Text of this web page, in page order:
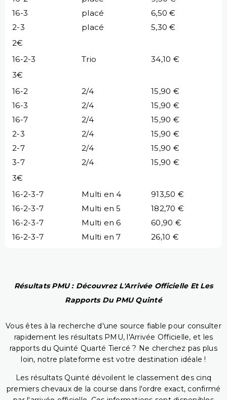
16-3
placé
6,50 €
2-3
placé
5,30 €
2€
16-2-3
Trio
34,10 €
3€
16-2
2/4
15,90 €
16-3
2/4
15,90 €
16-7
2/4
15,90 €
2-3
2/4
15,90 €
2-7
2/4
15,90 €
3-7
2/4
15,90 €
3€
16-2-3-7
Multi en 4
913,50 €
16-2-3-7
Multi en 5
182,70 €
16-2-3-7
Multi en 6
60,90 €
16-2-3-7
Multi en 7 26,10 €
Résultats PMU : Découvrez L'Arrivée Officielle Et Les
Rapports Du PMU Quinté
Vous êtes à la recherche d'une source fiable pour consulter
rapidement les résultats PMU, l'Arrivée Officielle, et les
rapports du Quinté Quarté Tiercé ? Ne cherchez pas plus
loin, notre plateforme est votre destination idéale !
Les résultats Quinté dévoilent le classement des cinq
premiers chevaux de la course dans l'ordre exact, confirmé